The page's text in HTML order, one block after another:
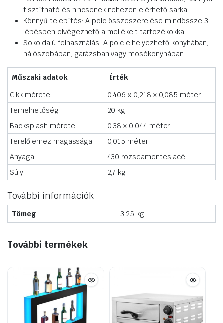
tisztítható és nincsenek nehezen elérhető sarkai.
Könnyű telepítés: A polc összeszerelése mindössze 3
lépésben elvégezhető a mellékelt tartozékokkal.
Sokoldalú felhasználás: A polc elhelyezhető konyhában,
hálószobában, garázsban vagy mosókonyhában.
Műszaki adatok
Érték
Cikk mérete
0,406 x 0,218 x 0,085 méter
Terhelhetőség
20 kg
Backsplash mérete
0,38 x 0,044 méter
Terelőlemez magassága
0,015 méter
Anyaga
430 rozsdamentes acél
Súly
2,7 kg
További információk
Tömeg 3.25 kg
További termékek